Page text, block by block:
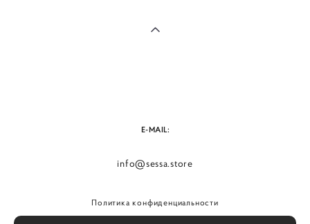
E-MAIL:
info@sessa.store
Политика конфиденциальности